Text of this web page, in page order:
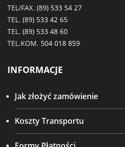
TEL/FAX. (89) 533 54 27
TEL. (89) 533 42 65
TEL. (89) 533 48 60
TEL.KOM. 504 018 859
INFORMACJE
Jak złożyć zamówienie
Koszty Transportu